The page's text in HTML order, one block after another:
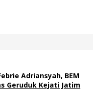
Adriansyah, BEM
Geruduk Kejati Jatim